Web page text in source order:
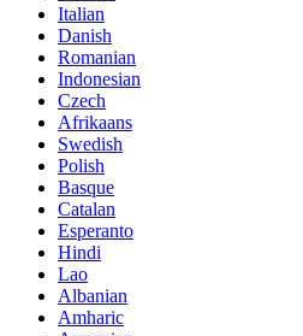
Italian
Danish
Romanian
Indonesian
Czech
Afrikaans
Swedish
Polish
Basque
Catalan
Esperanto
Hindi
Lao
Albanian
Amharic